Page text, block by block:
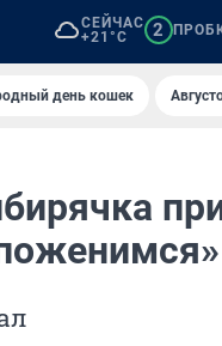
СЕЙЧАС
+21°C
2
день кошек